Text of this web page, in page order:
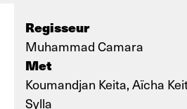
Regisseur
Muhammad Camara
Met
Koumandjan Keita, Aïcha
Sylla